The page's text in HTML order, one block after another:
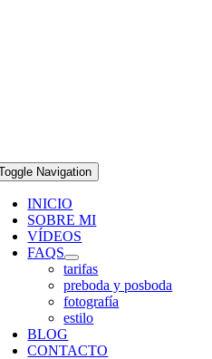
Navigation
INICIO
SOBRE MI
VÍDEOS
FAQS
tarifas
preboda y posboda
fotografía
estilo
BLOG
CONTACTO